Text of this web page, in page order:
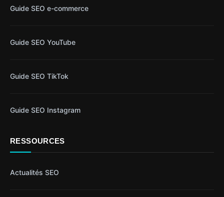
Guide SEO e-commerce
Guide SEO YouTube
Guide SEO TikTok
Guide SEO Instagram
RESSOURCES
Actualités SEO